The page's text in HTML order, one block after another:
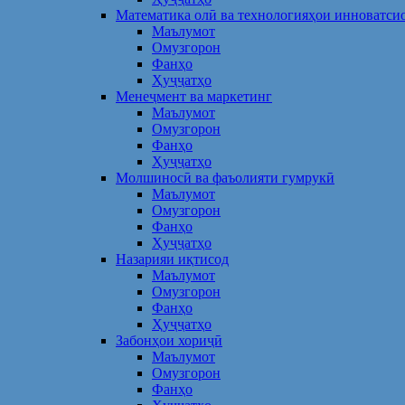
Математика олӣ ва технологияҳои
Маълумот
Омузгорон
Фанҳо
Ҳуҷҷатҳо
Менеҷмент ва маркетинг
Маълумот
Омузгорон
Фанҳо
Ҳуҷҷатҳо
Молшиносӣ ва фаъолияти гумрукӣ
Маълумот
Омузгорон
Фанҳо
Ҳуҷҷатҳо
Назарияи иқтисод
Маълумот
Омузгорон
Фанҳо
Ҳуҷҷатҳо
Забонҳои хориҷӣ
Маълумот
Омузгорон
Фанҳо